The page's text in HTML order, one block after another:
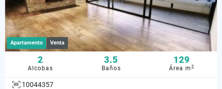
Apartamento Venta
2
Alcobas
3.5
Baños
129
Área m2
10044357